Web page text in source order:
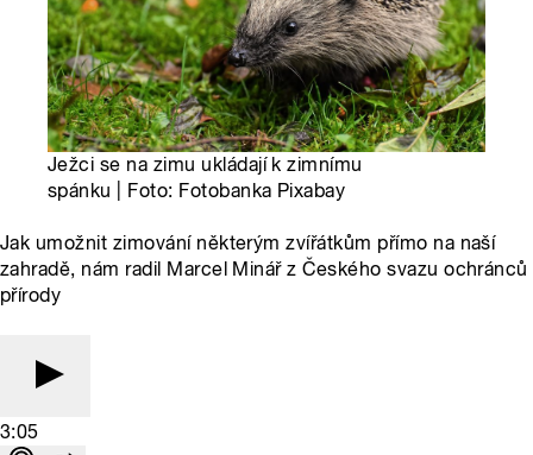
Ježci se na zimu ukládají k zimnímu
spánku | Foto: Fotobanka Pixabay
Jak umožnit zimování některým zvířátkům přímo na naší
zahradě, nám radil Marcel Minář z Českého svazu ochránců
přírody
3:05